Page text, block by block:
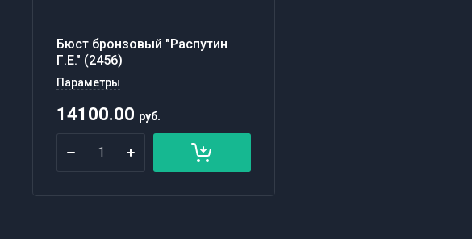
Бюст бронзовый "Распутин
Г.Е." (2456)
Параметры
14100.00 руб.